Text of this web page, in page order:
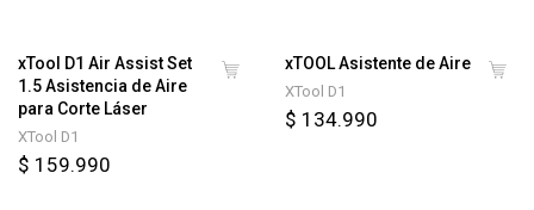
xTool D1 Air Assist Set
1.5 Asistencia de Aire
para Corte Láser
XTool D1
$ 159.990
xTOOL Asistente de Aire
XTool D1
$ 134.990